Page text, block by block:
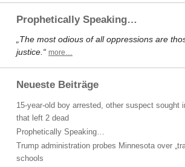
Prophetically Speaking…
„The most odious of all oppressions are
justice.“ more…
Neueste Beiträge
15-year-old boy arrested, other suspect sought
that left 2 dead
Prophetically Speaking…
Trump administration probes Minnesota over
schools